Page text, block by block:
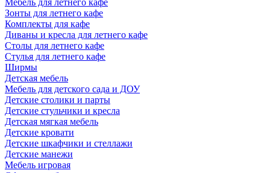
Мебель для летнего кафе
Зонты для летнего кафе
Комплекты для кафе
Диваны и кресла для летнего кафе
Столы для летнего кафе
Стулья для летнего кафе
Ширмы
Детская мебель
Мебель для детского сада и ДОУ
Детские столики и парты
Детские стульчики и кресла
Детская мягкая мебель
Детские кровати
Детские шкафчики и стеллажи
Детские манежи
Мебель игровая